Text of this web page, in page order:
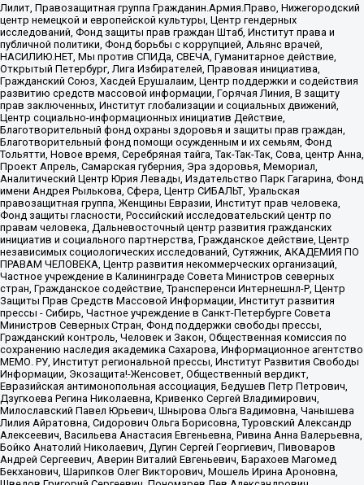
Лилит, Правозащитная группа Гражданин.Армия.Право, Нижегородский
центр немецкой и европейской культуры, Центр гендерных
исследований, Фонд защиты прав граждан Штаб, Институт права и
публичной политики, Фонд борьбы с коррупцией, Альянс врачей,
НАСИЛИЮ.НЕТ, Мы против СПИДа, СВЕЧА, Гуманитарное действие,
Открытый Петербург, Лига Избирателей, Правовая инициатива,
Гражданский Союз, Хасдей Ерушалаим, Центр поддержки и содействия
развитию средств массовой информации, Горячая Линия, В защиту
прав заключенных, Институт глобализации и социальных движений,
Центр социально-информационных инициатив Действие,
Благотворительный фонд охраны здоровья и защиты прав граждан,
Благотворительный фонд помощи осужденным и их семьям, Фонд
Тольятти, Новое время, Серебряная тайга, Так-Так-Так, Сова, центр Анна,
Проект Апрель, Самарская губерния, Эра здоровья, Мемориал,
Аналитический Центр Юрия Левады, Издательство Парк Гагарина, Фонд
имени Андрея Рылькова, Сфера, Центр СИБАЛЬТ, Уральская
правозащитная группа, Женщины Евразии, Институт прав человека,
Фонд защиты гласности, Российский исследовательский центр по
правам человека, Дальневосточный центр развития гражданских
инициатив и социального партнерства, Гражданское действие, Центр
независимых социологических исследований, Сутяжник, АКАДЕМИЯ ПО
ПРАВАМ ЧЕЛОВЕКА, Центр развития некоммерческих организаций,
Частное учреждение в Калининграде Совета Министров северных
стран, Гражданское содействие, Трансперенси Интернешнл-Р, Центр
Защиты Прав Средств Массовой Информации, Институт развития
прессы - Сибирь, Частное учреждение в Санкт-Петербурге Совета
Министров Северных Стран, Фонд поддержки свободы прессы,
Гражданский контроль, Человек и Закон, Общественная комиссия по
сохранению наследия академика Сахарова, Информационное агентство
МЕМО. РУ, Институт региональной прессы, Институт Развития Свободы
Информации, Экозащита!-Женсовет, Общественный вердикт,
Евразийская антимонопольная ассоциация, Бедушев Петр Петрович,
Дзугкоева Регина Николаевна, Кривенко Сергей Владимирович,
Милославский Павел Юрьевич, Шнырова Ольга Вадимовна, Чанышева
Лилия Айратовна, Сидорович Ольга Борисовна, Туровский Александр
Алексеевич, Васильева Анастасия Евгеньевна, Ривина Анна Валерьевна,
Бойко Анатолий Николаевич, Дугин Сергей Георгиевич, Пивоваров
Андрей Сергеевич, Аверин Виталий Евгеньевич, Барахоев Магомед
Бекханович, Шарипков Олег Викторович, Мошель Ирина Ароновна,